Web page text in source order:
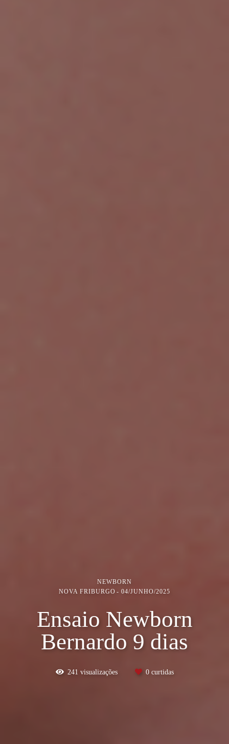
NEWBORN
NOVA FRIBURGO
04/JUNHO/2025
Ensaio Newborn
Bernardo 9 dias
241 visualizações 0curtidas